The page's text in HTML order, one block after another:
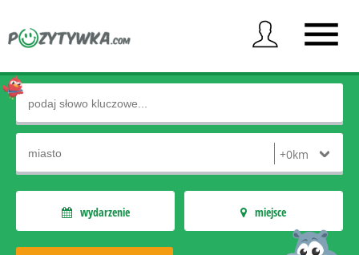
wydarzenie miejsce